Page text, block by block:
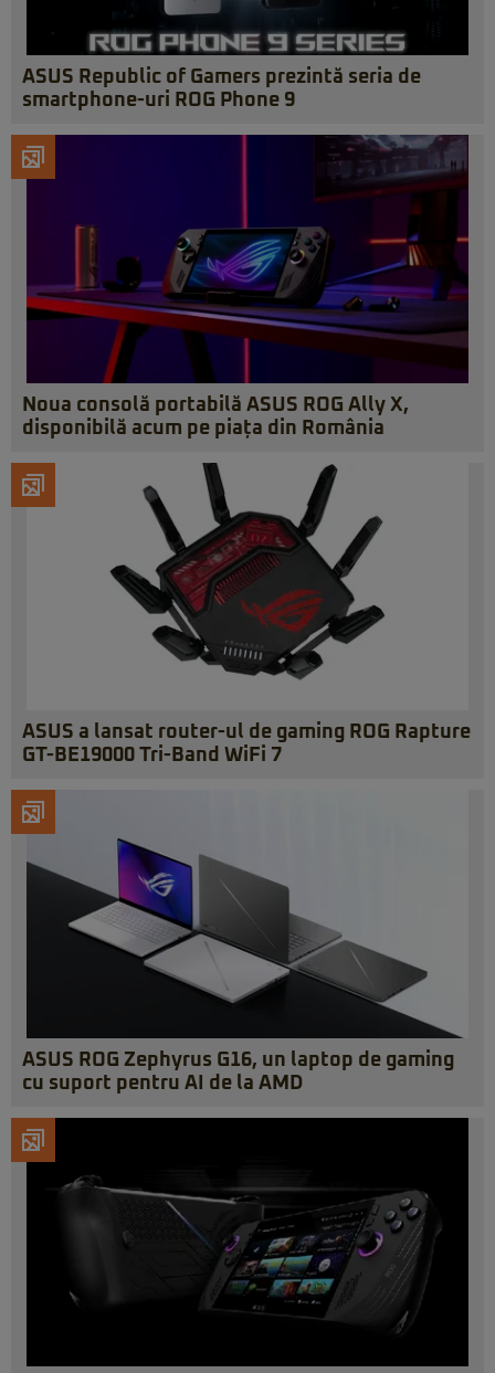
ASUS Republic of Gamers prezintă seria de
smartphone-uri ROG Phone 9
Noua consolă portabilă ASUS ROG Ally X,
disponibilă acum pe piața din România
ASUS a lansat router-ul de gaming ROG Rapture
GT-BE19000 Tri-Band WiFi 7
ASUS ROG Zephyrus G16, un laptop de gaming
cu suport pentru AI de la AMD